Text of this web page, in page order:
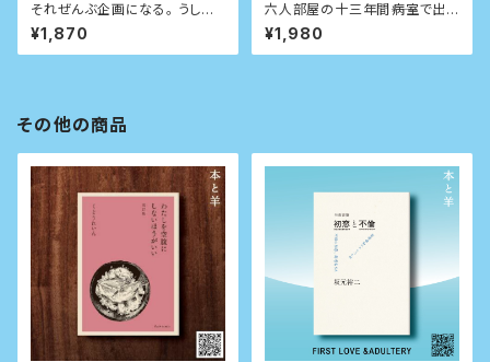
それぜんぶ企画になる。 うしろ
だてのない放送作家が新しいエ
ンタメで世を沸かす20の方法
¥1,870
六人部屋の十三年間――病室で出
会った忘れられない人たち
¥1,980
その他の商品